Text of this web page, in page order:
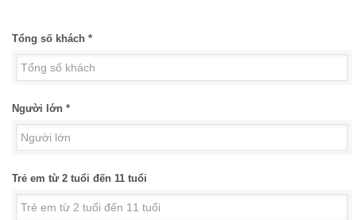
Tổng số khách *
Người lớn *
Trẻ em từ 2 tuổi đến 11 tuổi